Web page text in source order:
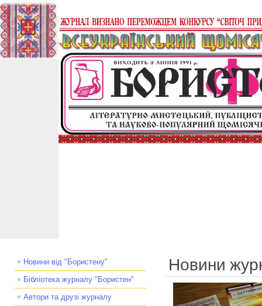
Новини від "Бористену"
Бібліотека журналу "Бористен"
Автори та друзі журналу
Новини